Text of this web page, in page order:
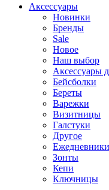
Аксессуары
Новинки
Бренды
Sale
Новое
Наш выбор
Аксессуары
Бейсболки
Береты
Варежки
Визитницы
Галстуки
Другое
Ежедневники
Зонты
Кепи
Ключницы